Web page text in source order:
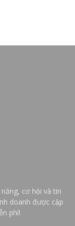
cơ hội và tin
doanh được cập
phí!